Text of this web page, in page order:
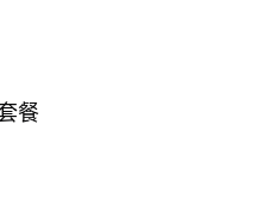
餐